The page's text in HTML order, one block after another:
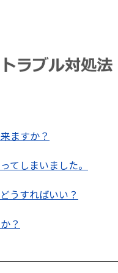
ますか？
てしまいました。
うすればいい？
？